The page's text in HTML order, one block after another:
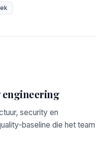
engineering
security en
baseline die het team